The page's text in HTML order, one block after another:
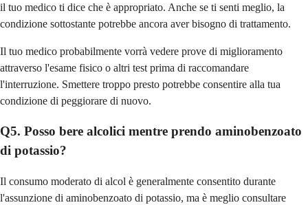
il tuo medico ti dice che è appropriato. Anche se ti senti meglio, la
condizione sottostante potrebbe ancora aver bisogno di trattamento.
Il tuo medico probabilmente vorrà vedere prove di miglioramento
attraverso l'esame fisico o altri test prima di raccomandare
l'interruzione. Smettere troppo presto potrebbe consentire alla tua
condizione di peggiorare di nuovo.
Q5. Posso bere alcolici mentre prendo aminobenzoato
di potassio?
Il consumo moderato di alcol è generalmente consentito durante
l'assunzione di aminobenzoato di potassio, ma è meglio consultare